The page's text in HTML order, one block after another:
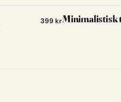
399 krMinimalistisk